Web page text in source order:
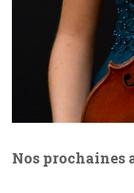
Nos prochaines